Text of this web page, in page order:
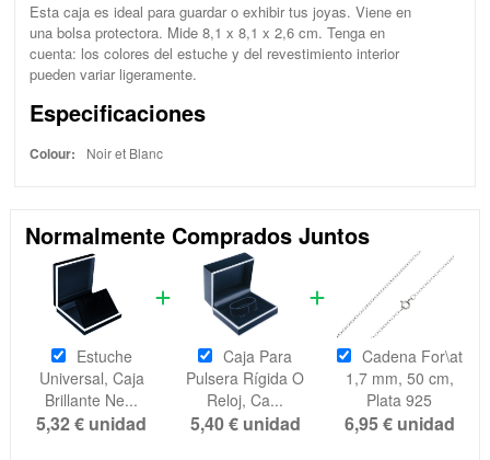
Esta caja es ideal para guardar o exhibir tus joyas. Viene en
una bolsa protectora. Mide 8,1 x 8,1 x 2,6 cm. Tenga en
cuenta: los colores del estuche y del revestimiento interior
pueden variar ligeramente.
Especificaciones
Colour: Noir et Blanc
Normalmente Comprados Juntos
Estuche
Universal, Caja
Brillante Ne...
5,32 € unidad
Caja Para
Pulsera Rígida O
Reloj, Ca...
5,40 € unidad
Cadena For\at
1,7 mm, 50 cm,
Plata 925
6,95 € unidad